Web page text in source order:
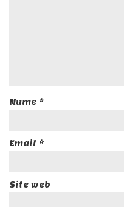
Nume *
Email *
Site web